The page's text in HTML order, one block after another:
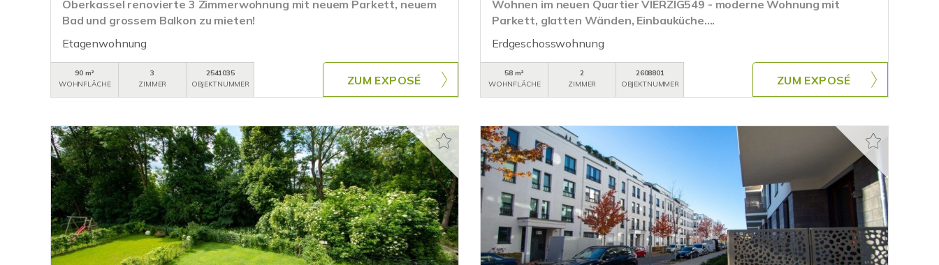
Oberkassel renovierte 3 Zimmerwohnung mit neuem Parkett, neuem
Bad und grossem Balkon zu mieten!
Etagenwohnung
90 m²
WOHNFLÄCHE
3
ZIMMER
2541035
OBJEKTNUMMER
ZUM EXPOSÉ
Wohnen im neuen Quartier VIERZIG549 - moderne Wohnung mit
Parkett, glatten Wänden, Einbauküche....
Erdgeschosswohnung
58 m²
WOHNFLÄCHE
2
ZIMMER
2608801
OBJEKTNUMMER
ZUM EXPOSÉ